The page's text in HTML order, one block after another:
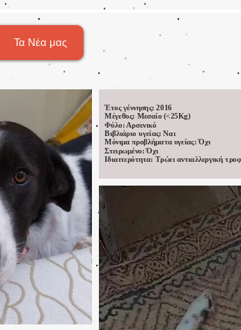
Τα Νέα μας
Έτος γέννησης: 2016
Μέγεθος: Μεσαίο (<25Kg)
Φύλο: Αρσενικό
Βιβλιάριο υγείας: Ναι
Μόνιμα προβλήματα υγείας: Όχι
Στειρωμένο: Όχι
Ιδιαιτερότητα: Tρώει αντιαλλεργική